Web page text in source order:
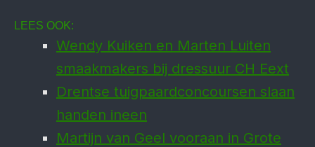
LEES OOK:
Wendy Kuiken en Marten Luiten
smaak­makers bij dressuur CH Eext
Drentse tuigpaardconcoursen slaan
handen ineen
Martijn van Geel vooraan in Grote